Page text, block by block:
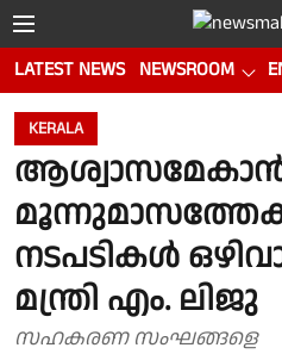
LATEST NEWS NEWSROOM
KERALA
നടപടികൾ
മന്ത്രി എം. ലിജു
സഹകരണ സംഘങ്ങളെ